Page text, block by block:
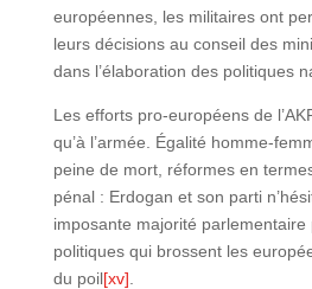
européennes, les militaires ont
leurs décisions au conseil des
dans l’élaboration des politiques
Les efforts pro-européens de
qu’à l’armée. Égalité homme-
peine de mort, réformes en
pénal : Erdogan et son parti
imposante majorité
politiques qui brossent les
du poil[xv]